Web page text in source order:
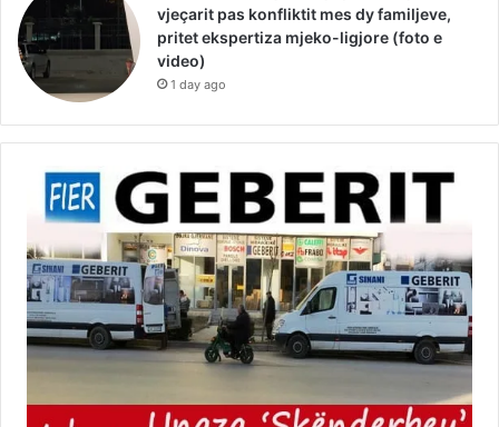
vjeçarit pas konfliktit mes dy familjeve,
pritet ekspertiza mjeko-ligjore (foto e
video)
1 day ago